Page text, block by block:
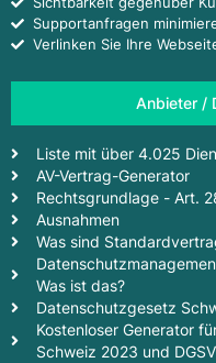
Supportanfragen
Verlinken Sie Ihre
Anbieter /
Liste mit über 4.025
AV-Vertrag-Generator
Rechtsgrundlage - Art.
Ausnahmen
Was sind
Was ist das?
Datenschutzgesetz
Kostenloser Generator
Schweiz 2023 und